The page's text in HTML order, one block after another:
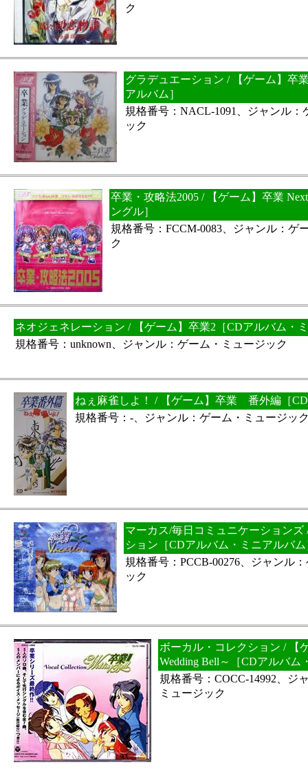
ク
グラデュエーション / 【ゲーム】卒
アルバム］
規格番号：NACL-1091、ジャンル：
ック
卒業・攻略法2005 / 【ゲーム】卒業
ングル］
規格番号：FCCM-0083、ジャンル：ゲ
ク
ネオジェネレーション / 【ゲーム】卒業2［CDアルバム・
規格番号：unknown、ジャンル：ゲーム・ミュージック
ねぇ麻雀しよ！ / 【ゲーム】卒業 番外編［
規格番号：-、ジャンル：ゲーム・ミュージッ
マーカス/毎日コミュニケーション
ション［CDアルバム・ミニアルバム
規格番号：PCCB-00276、ジャンル
ック
ボーカル・コレクション / 【
Wedding Bell～［CDアルバム
規格番号：COCC-14992、ジ
ミュージック